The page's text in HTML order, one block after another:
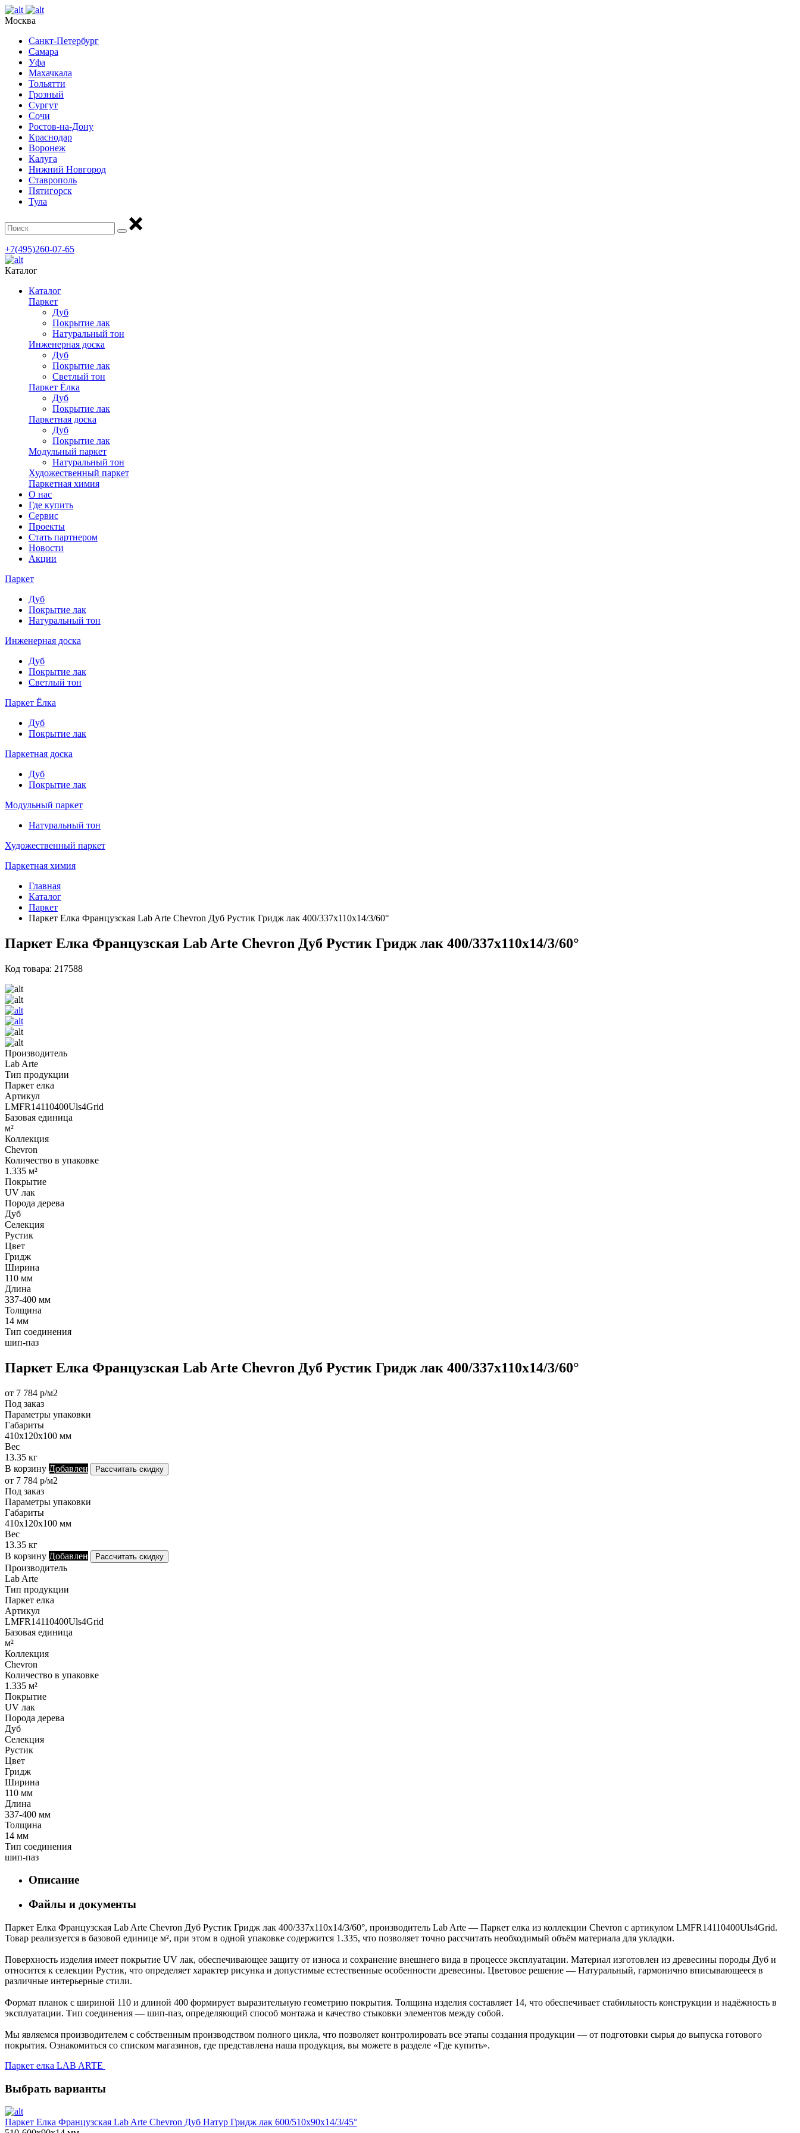
Москва
Санкт-Петербург
Самара
Уфа
Махачкала
Тольятти
Грозный
Сургут
Сочи
Ростов-на-Дону
Краснодар
Воронеж
Калуга
Нижний Новгород
Ставрополь
Пятигорск
Тула
+7(495)260-07-65
Каталог
Каталог
Паркет
Дуб
Покрытие лак
Натуральный тон
Инженерная доска
Дуб
Покрытие лак
Светлый тон
Паркет Ёлка
Дуб
Покрытие лак
Паркетная доска
Дуб
Покрытие лак
Модульный паркет
Натуральный тон
Художественный паркет
Паркетная химия
О нас
Где купить
Сервис
Проекты
Стать партнером
Новости
Акции
Паркет
Дуб
Покрытие лак
Натуральный тон
Инженерная доска
Дуб
Покрытие лак
Светлый тон
Паркет Ёлка
Дуб
Покрытие лак
Паркетная доска
Дуб
Покрытие лак
Модульный паркет
Натуральный тон
Художественный паркет
Паркетная химия
Главная
Каталог
Паркет
Паркет Елка Французская Lab Arte Chevron Дуб Рустик Гридж лак 400/337х110х14/3/60°
Паркет Елка Французская Lab Arte Chevron Дуб Рустик Гридж лак 400/337х110х14/3/60°
Код товара: 217588
Производитель
Lab Arte
Тип продукции
Паркет елка
Артикул
LMFR14110400Uls4Grid
Базовая единица
м²
Коллекция
Chevron
Количество в упаковке
1.335 м²
Покрытие
UV лак
Порода дерева
Дуб
Селекция
Рустик
Цвет
Гридж
Ширина
110 мм
Длина
337-400 мм
Толщина
14 мм
Тип соединения
шип-паз
Паркет Елка Французская Lab Arte Chevron Дуб Рустик Гридж лак 400/337х110х14/3/60°
от 7 784 р/м2
Под заказ
Параметры упаковки
Габариты
410х120х100 мм
Вес
13.35 кг
В корзину Добавлен Рассчитать скидку
от 7 784 р/м2
Под заказ
Параметры упаковки
Габариты
410х120х100 мм
Вес
13.35 кг
В корзину Добавлен Рассчитать скидку
Производитель
Lab Arte
Тип продукции
Паркет елка
Артикул
LMFR14110400Uls4Grid
Базовая единица
м²
Коллекция
Chevron
Количество в упаковке
1.335 м²
Покрытие
UV лак
Порода дерева
Дуб
Селекция
Рустик
Цвет
Гридж
Ширина
110 мм
Длина
337-400 мм
Толщина
14 мм
Тип соединения
шип-паз
Описание
Файлы и документы
Паркет Елка Французская Lab Arte Chevron Дуб Рустик Гридж лак 400/337х110х14/3/60°, производитель Lab Arte — Паркет елка из коллекции Chevron с артикулом LMFR14110400Uls4Grid.
Товар реализуется в базовой единице м², при этом в одной упаковке содержится 1.335, что позволяет точно рассчитать необходимый объём материала для укладки.
Поверхность изделия имеет покрытие UV лак, обеспечивающее защиту от износа и сохранение внешнего вида в процессе эксплуатации. Материал изготовлен из древесины породы Дуб и
относится к селекции Рустик, что определяет характер рисунка и допустимые естественные особенности древесины. Цветовое решение — Натуральный, гармонично вписывающееся в
различные интерьерные стили.
Формат планок с шириной 110 и длиной 400 формирует выразительную геометрию покрытия. Толщина изделия составляет 14, что обеспечивает стабильность конструкции и надёжность в
эксплуатации. Тип соединения — шип-паз, определяющий способ монтажа и качество стыковки элементов между собой.
Мы являемся производителем с собственным производством полного цикла, что позволяет контролировать все этапы создания продукции — от подготовки сырья до выпуска готового
покрытия. Ознакомиться со списком магазинов, где представлена наша продукция, вы можете в разделе «Где купить».
Паркет елка LAB ARTE
Выбрать варианты
Паркет Елка Французская Lab Arte Chevron Дуб Натур Гридж лак 600/510х90х14/3/45°